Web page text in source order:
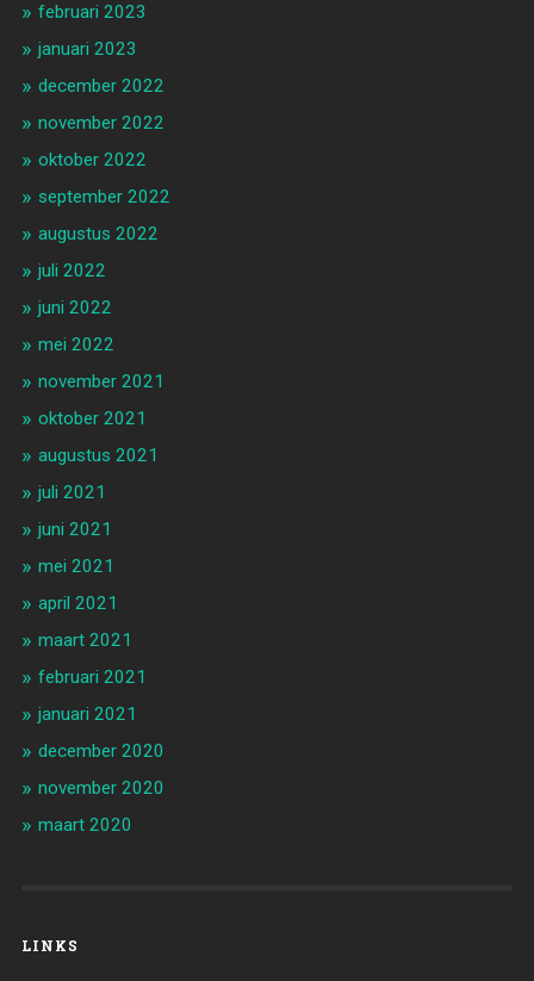
februari 2023
januari 2023
december 2022
november 2022
oktober 2022
september 2022
augustus 2022
juli 2022
juni 2022
mei 2022
november 2021
oktober 2021
augustus 2021
juli 2021
juni 2021
mei 2021
april 2021
maart 2021
februari 2021
januari 2021
december 2020
november 2020
maart 2020
LINKS